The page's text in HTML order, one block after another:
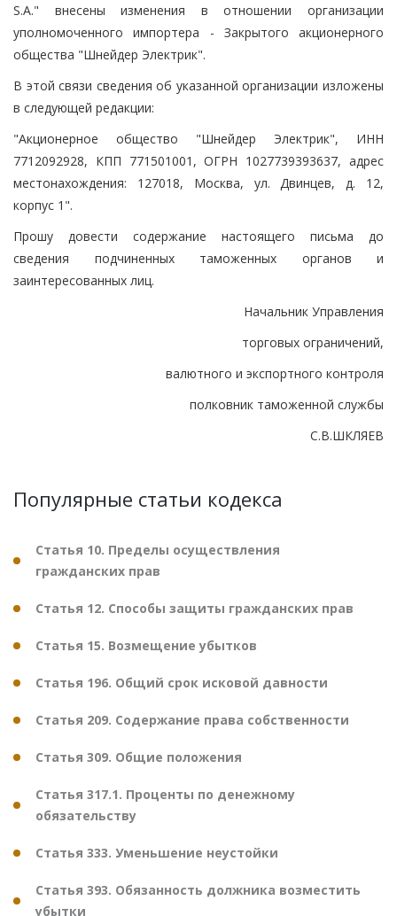
S.A." внесены изменения в отношении организации
уполномоченного импортера - Закрытого акционерного
общества "Шнейдер Электрик".
В этой связи сведения об указанной организации изложены
в следующей редакции:
"Акционерное общество "Шнейдер Электрик", ИНН
7712092928, КПП 771501001, ОГРН 1027739393637, адрес
местонахождения: 127018, Москва, ул. Двинцев, д. 12,
корпус 1".
Прошу довести содержание настоящего письма до
сведения подчиненных таможенных органов и
заинтересованных лиц.
Начальник Управления
торговых ограничений,
валютного и экспортного контроля
полковник таможенной службы
С.В.ШКЛЯЕВ
Популярные статьи кодекса
Статья 10. Пределы осуществления
гражданских прав
Статья 12. Способы защиты гражданских прав
Статья 15. Возмещение убытков
Статья 196. Общий срок исковой давности
Статья 209. Содержание права собственности
Статья 309. Общие положения
Статья 317.1. Проценты по денежному
обязательству
Статья 333. Уменьшение неустойки
Статья 393. Обязанность должника возместить
убытки